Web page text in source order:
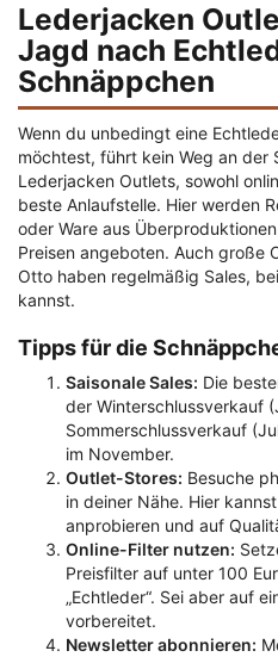
Lederjacken
Jagd nach
Schnäppchen
Wenn du unbedingt eine
möchtest, führt kein Weg an der
Lederjacken Outlets, sowohl
beste Anlaufstelle. Hier werden
oder Ware aus
Preisen angeboten. Auch große
Otto haben regelmäßig Sales,
kannst.
Tipps für die
Saisonale Sales: Die
der Winterschlussverkauf
Sommerschlussverkauf
im November.
Outlet-Stores: Besuche
in deiner Nähe. Hier
anprobieren und auf
Online-Filter nutzen:
Preisfilter auf unter 100
„Echtleder“. Sei aber auf
vorbereitet.
Newsletter abonnieren: